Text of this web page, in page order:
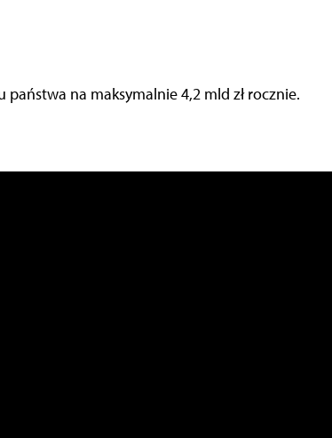
na maksymalnie 4,2 mld zł rocznie.